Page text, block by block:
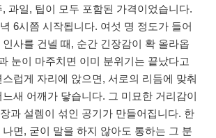
과일, 팁이 모두 포함된 가격이었습니다.
6시쯤 시작됩니다. 여섯 명 정도가 들어
사를 건넬 때, 순간 긴장감이 확 올라옵
눈이 마주치면 이미 분위기는 끝났다고
럽게 자리에 앉으면, 서로의 리듬에 맞춰
새 어깨가 닿습니다. 그 미묘한 거리감이
과 설렘이 섞인 공기가 만들어집니다. 한
면, 굳이 말을 하지 않아도 통하는 그 분